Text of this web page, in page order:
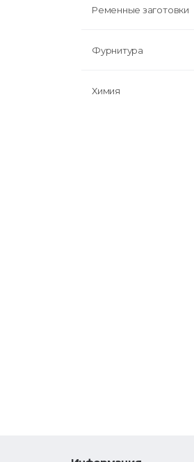
Ременные заготовки
Фурнитура
Химия